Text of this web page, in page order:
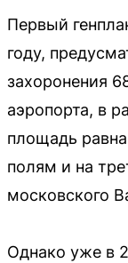
Первый
году,
захоронения
аэропорта, в
площадь
полям и на
московского
Однако уже в